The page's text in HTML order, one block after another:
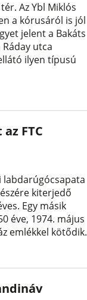
Az Ybl Miklós
a kórusáról is jól
jelent a Bakáts
utca
ilyen típusú
FTC
labdarúgócsapata
kiterjedő
Egy másik
éve, 1974. május
emlékkel kötődik.